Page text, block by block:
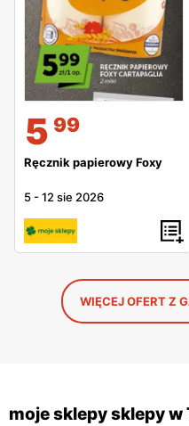
5 99
Ręcznik papierowy Foxy
5 -12 sie 2026
WIĘCEJ OFERT Z
moje sklepy sklepy